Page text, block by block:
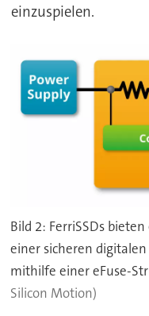
einzuspielen.
Bild 2: FerriSSDs
einer sicheren
mithilfe einer eFuse-
Silicon Motion)